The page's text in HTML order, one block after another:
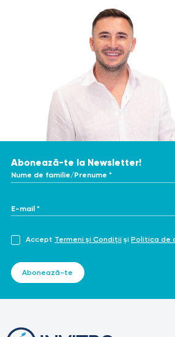
Abonează-te la Newsletter!
Nume de familie/Prenume *
E-mail *
Accept Termeni și Condiții și Politica de
Abonează-te